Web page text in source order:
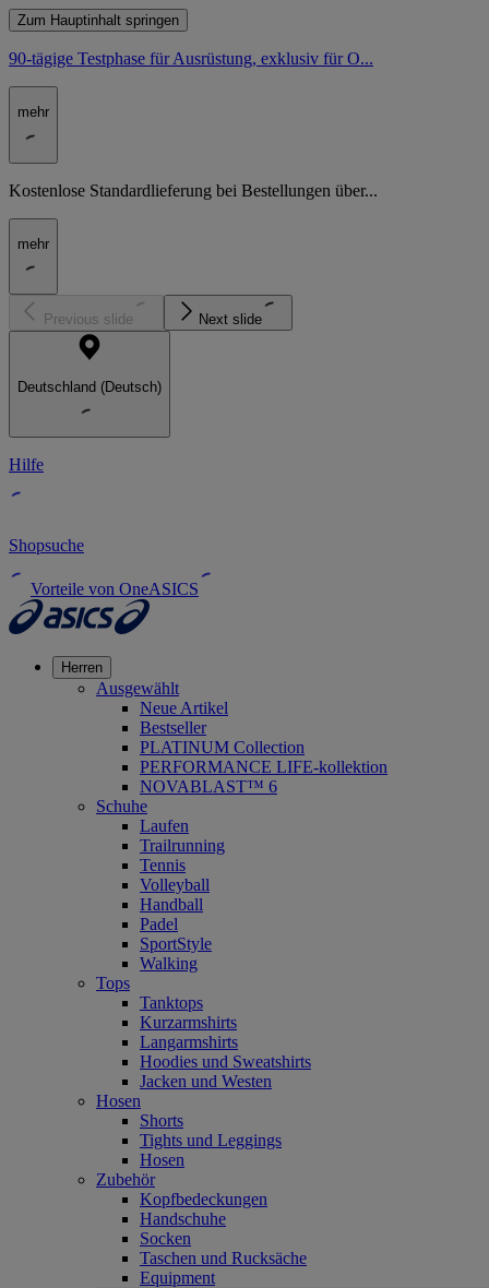
Zum Hauptinhalt springen
90-tägige Testphase für Ausrüstung, exklusiv für O...
mehr
Kostenlose Standardlieferung bei Bestellungen über...
mehr
Previous slide Next slide
Deutschland (Deutsch)
Hilfe
Shopsuche
Vorteile von OneASICS
Herren
Ausgewählt
Neue Artikel
Bestseller
PLATINUM Collection
PERFORMANCE LIFE-kollektion
NOVABLAST™ 6
Schuhe
Laufen
Trailrunning
Tennis
Volleyball
Handball
Padel
SportStyle
Walking
Tops
Tanktops
Kurzarmshirts
Langarmshirts
Hoodies und Sweatshirts
Jacken und Westen
Hosen
Shorts
Tights und Leggings
Hosen
Zubehör
Kopfbedeckungen
Handschuhe
Socken
Taschen und Rucksäche
Equipment